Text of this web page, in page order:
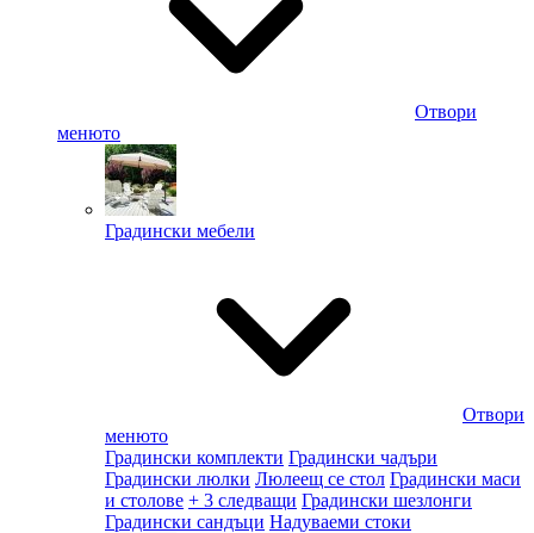
Отвори
менюто
Градински мебели
Отвори
менюто
Градински комплекти Градински чадъри
Градински люлки Люлеещ се стол Градински маси
и столове + 3 следващи Градински шезлонги
Градински сандъци Надуваеми стоки